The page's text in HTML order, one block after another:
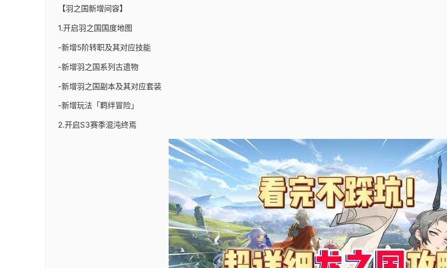
【羽之国新增间容】
1.开启羽之国国度地图
-新增5阶转职及其对应技能
-新增羽之国系列古遗物
-新增羽之国副本及其对应套装
-新增玩法「羁绊冒险」
2.开启S3赛季混沌终焉